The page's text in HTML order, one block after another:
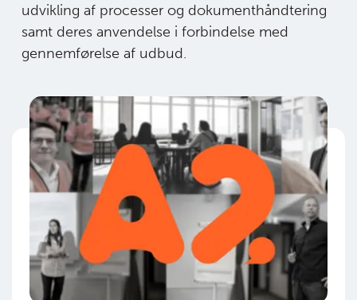
udvikling af processer og dokumenthåndtering
samt deres anvendelse i forbindelse med
gennemførelse af udbud.